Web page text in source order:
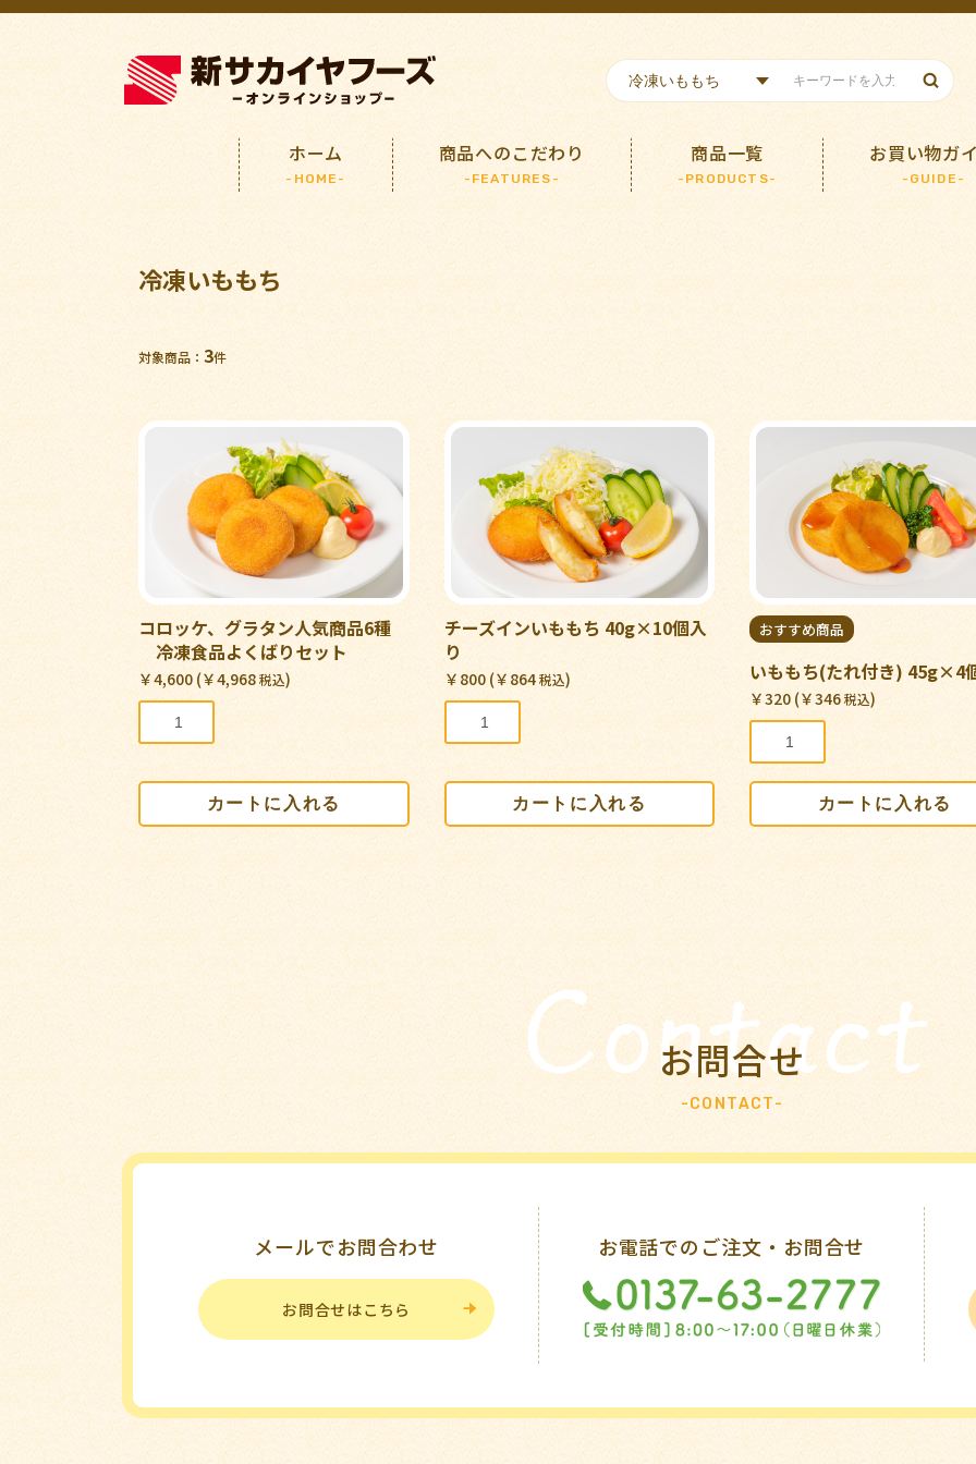
ホーム
-HOME-
商品へのこだわり
-FEATURES-
商品一覧
-PRODUCTS-
お買い物ガ
-GUIDE-
冷凍いももち
対象商品： 3件
コロッケ、グラタン人気商品6種
冷凍食品よくばりセット
￥4,600 (￥4,968税込)
カートに入れる
チーズインいももち 40g×10個入
り
￥800 (￥864税込)
カートに入れる
おすすめ商品
いももち(たれ付き) 45g×4
￥320 (￥346税込)
カートに入れる
お買い物を続ける カートへ進む
お問合せ
-CONTACT-
メールでお問合わせ
お問合せはこちら
お電話でのご注文・お問合せ